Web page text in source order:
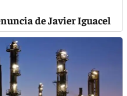
de Javier Iguacel